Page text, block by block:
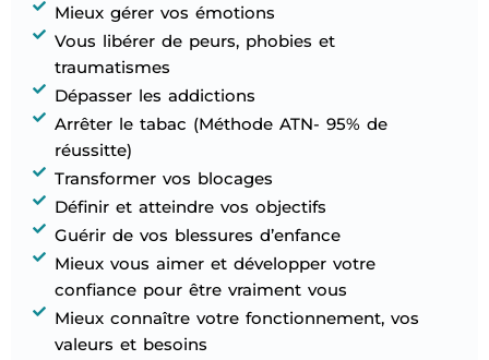
Mieux gérer vos émotions
Vous libérer de peurs, phobies et
traumatismes
Dépasser les addictions
Arrêter le tabac (Méthode ATN- 95% de
réussitte)
Transformer vos blocages
Définir et atteindre vos objectifs
Guérir de vos blessures d’enfance
Mieux vous aimer et développer votre
confiance pour être vraiment vous
Mieux connaître votre fonctionnement, vos
valeurs et besoins